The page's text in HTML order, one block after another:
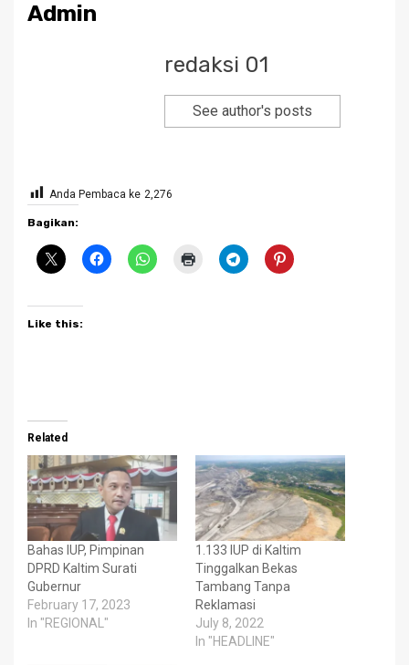
Admin
redaksi 01
See author's posts
Anda Pembaca ke 2,276
Bagikan:
Like this:
Related
Bahas IUP, Pimpinan
DPRD Kaltim Surati
Gubernur
February 17, 2023
In "REGIONAL"
1.133 IUP di Kaltim
Tinggalkan Bekas
Tambang Tanpa
Reklamasi
July 8, 2022
In "HEADLINE"